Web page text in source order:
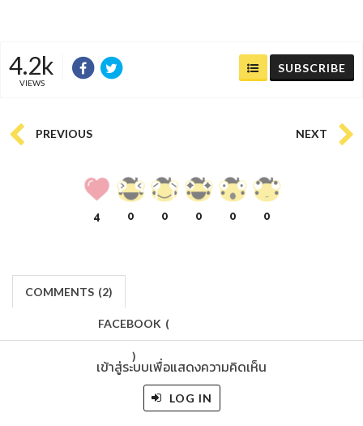
4.2k
VIEWS
SUBSCRIBE
PREVIOUS NEXT
4 0 0 0 0 0
COMMENTS (2)
FACEBOOK (
)
เข้าสู่ระบบเพื่อแสดงความคิดเห็น
LOG IN